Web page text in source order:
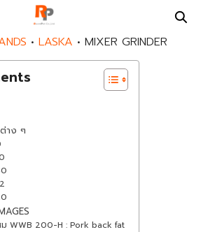
• LASKA • MIXER GRINDER
าง ๆ
WWB 200-H : Pork back fat